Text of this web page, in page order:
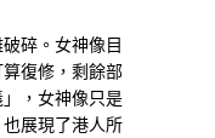
碎。女神像目
復修，剩餘部
，女神像只是
展現了港人所